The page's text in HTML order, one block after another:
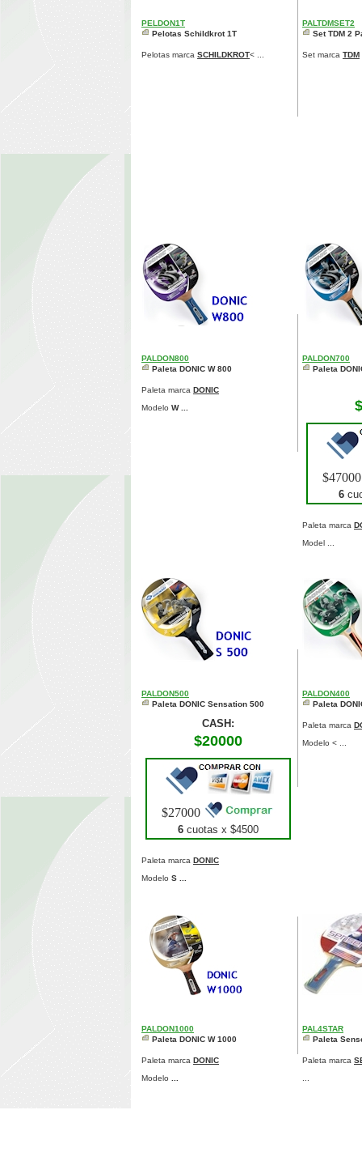
PELDON1T
Pelotas Schildkrot 1T
Pelotas marca SCHILDKROT< ...
PALTDMSET2
Set TDM 2
Set marca TDM
PALDON800
Paleta DONIC W 800
Paleta marca DONIC
Modelo W ...
PALDON700
Paleta
6
Paleta marca
Model ...
PALDON500
Paleta DONIC Sensation 500
CASH:
$20000
$27000
6 cuotas x $4500
Paleta marca DONIC
Modelo S ...
PALDON400
Paleta
Paleta marca
Modelo < ...
PALDON1000
Paleta DONIC W 1000
Paleta marca DONIC
Modelo
PAL4STAR
Paleta
Paleta marca